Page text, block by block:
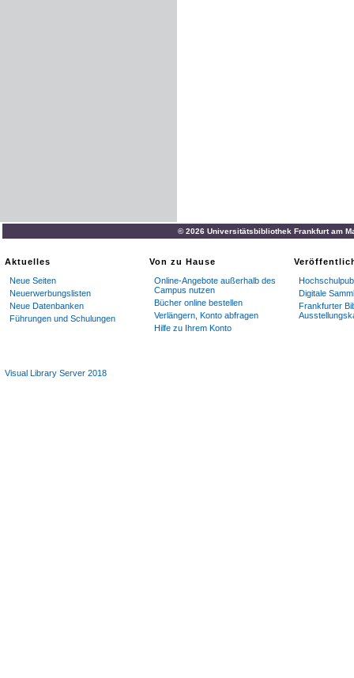
© 2026 Universitätsbibliothek Frankfurt am
Aktuelles
Neue Seiten
Neuerwerbungslisten
Neue Datenbanken
Führungen und Schulungen
Von zu Hause
Online-Angebote außerhalb des
Campus nutzen
Bücher online bestellen
Verlängern, Konto abfragen
Hilfe zu Ihrem Konto
Digitale
Frankfurter
Visual Library Server 2018